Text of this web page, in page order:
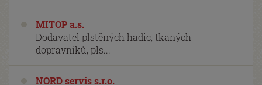
MITOP a.s.
Dodavatel plstěných hadic, tkaných
dopravníků, pls...
NORD servis s.r.o.